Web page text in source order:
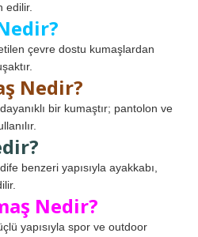
edilir.
çevre dostu kumaşlardan
Nedir?
bir kumaştır; pantolon ve
benzeri yapısıyla ayakkabı,
Nedir?
yapısıyla spor ve outdoor